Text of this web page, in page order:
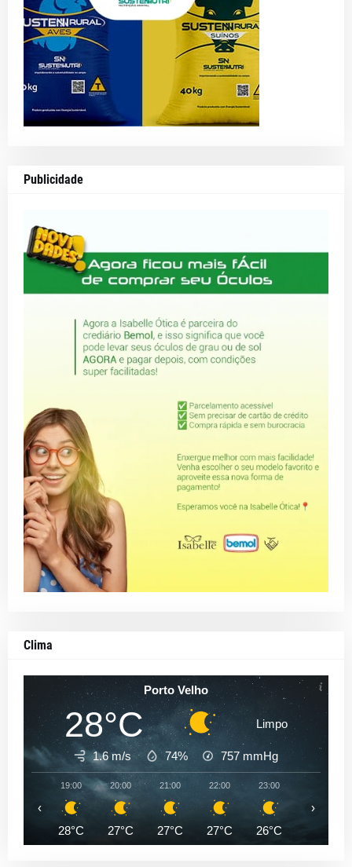
Publicidade
Clima
Porto Velho
28°C Limpo
1.6 m/s 74% 757 mmHg
19:00
28°C
20:00
27°C
21:00
27°C
22:00
27°C
23:00
26°C
‹ ›